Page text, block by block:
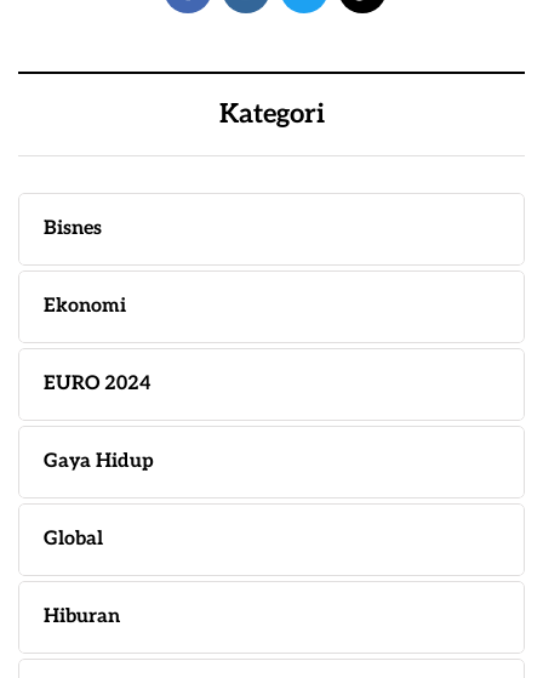
Kategori
Bisnes
Ekonomi
EURO 2024
Gaya Hidup
Global
Hiburan